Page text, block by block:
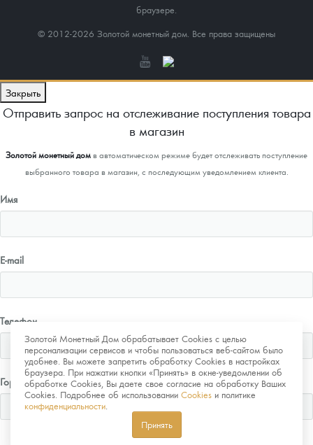
браузере.
© 2012-2026 Золотой монетный дом. Все права защищены
Золотой Монетный Дом обрабатывает Cookies с целью
персонализации сервисов и чтобы пользоваться веб-сайтом было
удобнее. Вы можете запретить обработку Cookies в настройках
браузера. При нажатии кнопки «Принять» в окне-уведомлении об
обработке Cookies, Вы даете свое согласие на обработку Ваших
Cookies. Подробнее об использовании Cookies и политике
конфиденциальности
Принять
Закрыть
Отправить запрос на отслеживание поступления товара
в магазин
Золотой монетный домв автоматическом режиме будет отслеживать поступление
выбранного товара в магазин, с последующим уведомлением клиента.
Имя
E-mail
Телефон
Город